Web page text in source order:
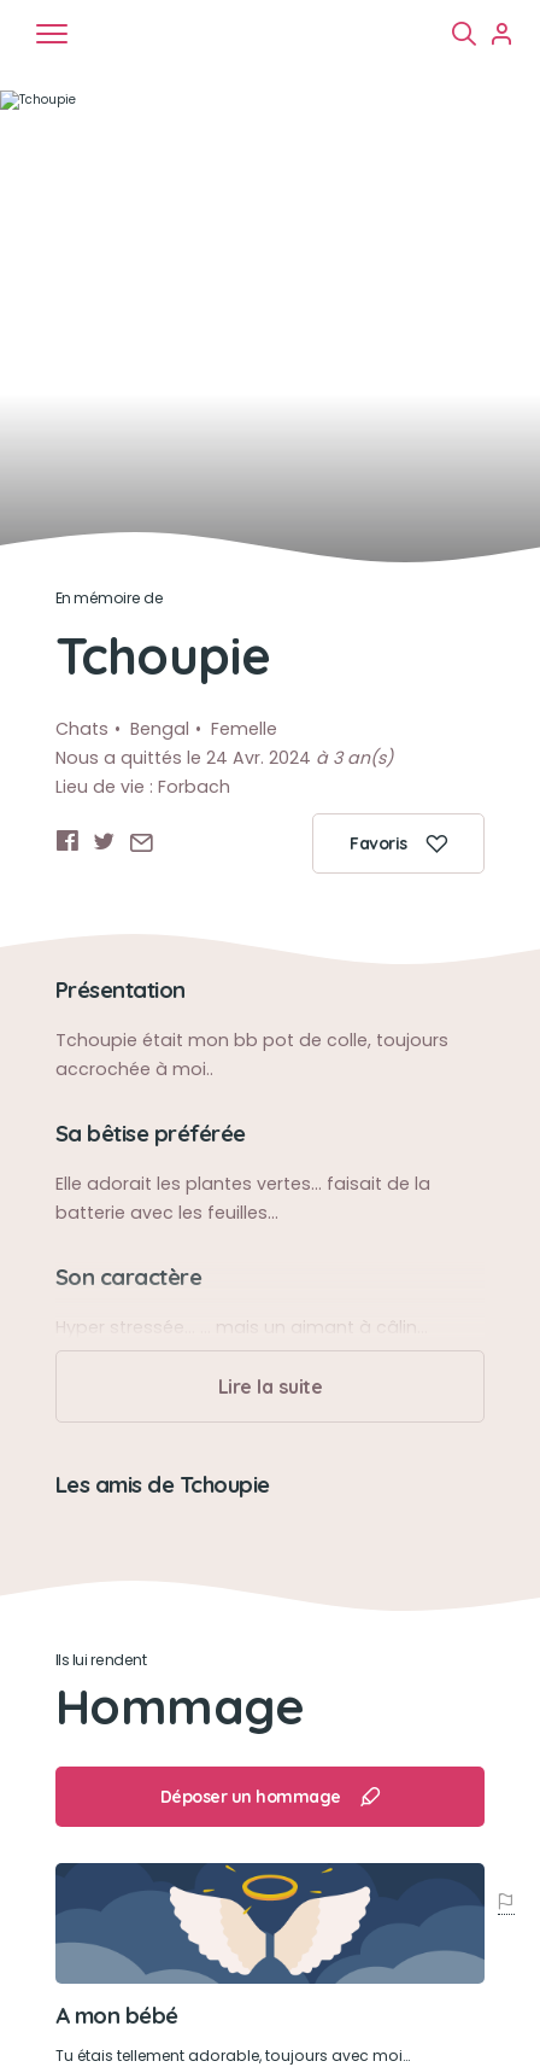
En mémoire de
Tchoupie
Chats Bengal
Femelle
Nous a quittés le 24 Avr. 2024 à 3 an(s)
Lieu de vie : Forbach
Favoris
Présentation
Tchoupie était mon bb pot de colle, toujours
accrochée à moi..
Sa bêtise préférée
Elle adorait les plantes vertes… faisait de la
batterie avec les feuilles…
Son caractère
Hyper stressée… … mais un aimant à câlin…
Son loisir préféréLire la suite
Les amis de Tchoupie
Ils lui rendent
Hommage
Déposer un hommage
A mon bébé
Tu étais tellement adorable, toujours avec moi…